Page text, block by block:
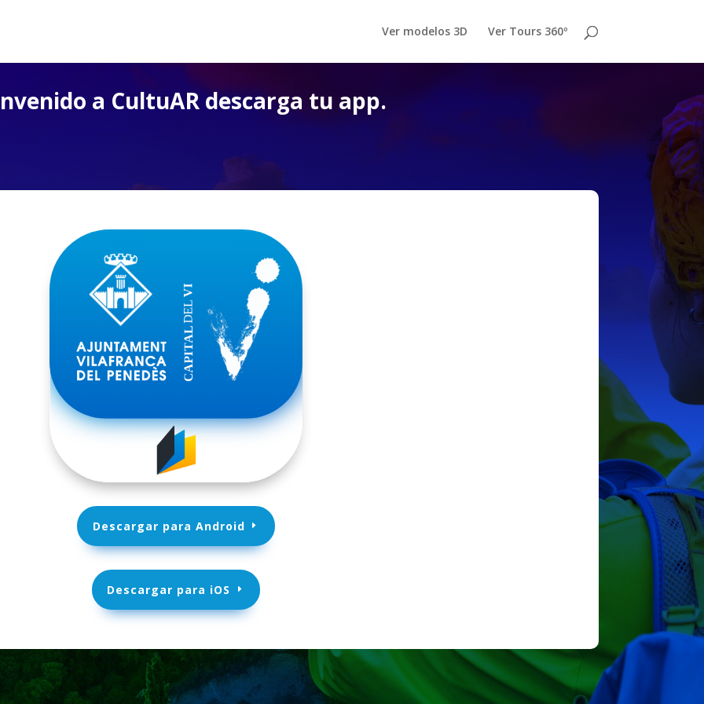
Ver modelos 3D Ver Tours 360º
a CultuAR descarga tu app.
Descargar para Android
Descargar para iOS